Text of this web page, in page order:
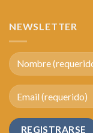
NEWSLETTER